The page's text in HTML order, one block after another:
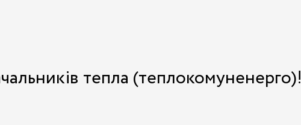
тепла (теплокомуненерго)!